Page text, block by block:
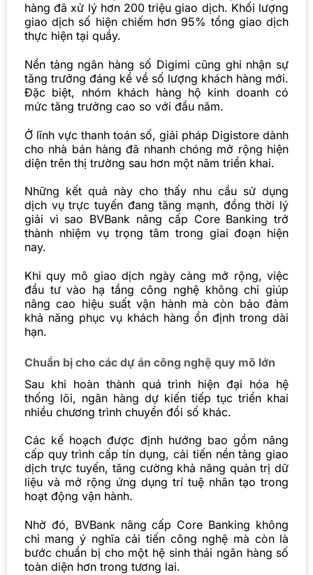
hàng đã xử lý hơn 200 triệu giao dịch. Khối lượng
giao dịch số hiện chiếm hơn 95% tổng giao dịch
thực hiện tại quầy.
Nền tảng ngân hàng số Digimi cũng ghi nhận sự
tăng trưởng đáng kể về số lượng khách hàng mới.
Đặc biệt, nhóm khách hàng hộ kinh doanh có
mức tăng trưởng cao so với đầu năm.
Ở lĩnh vực thanh toán số, giải pháp Digistore dành
cho nhà bán hàng đã nhanh chóng mở rộng hiện
diện trên thị trường sau hơn một năm triển khai.
Những kết quả này cho thấy nhu cầu sử dụng
dịch vụ trực tuyến đang tăng mạnh, đồng thời lý
giải vì sao BVBank nâng cấp Core Banking trở
thành nhiệm vụ trọng tâm trong giai đoạn hiện
nay.
Khi quy mô giao dịch ngày càng mở rộng, việc
đầu tư vào hạ tầng công nghệ không chỉ giúp
nâng cao hiệu suất vận hành mà còn bảo đảm
khả năng phục vụ khách hàng ổn định trong dài
hạn.
Chuẩn bị cho các dự án công nghệ quy mô lớn
Sau khi hoàn thành quá trình hiện đại hóa hệ
thống lõi, ngân hàng dự kiến tiếp tục triển khai
nhiều chương trình chuyển đổi số khác.
Các kế hoạch được định hướng bao gồm nâng
cấp quy trình cấp tín dụng, cải tiến nền tảng giao
dịch trực tuyến, tăng cường khả năng quản trị dữ
liệu và mở rộng ứng dụng trí tuệ nhân tạo trong
hoạt động vận hành.
Nhờ đó, BVBank nâng cấp Core Banking không
chỉ mang ý nghĩa cải tiến công nghệ mà còn là
bước chuẩn bị cho một hệ sinh thái ngân hàng số
toàn diện hơn trong tương lai.